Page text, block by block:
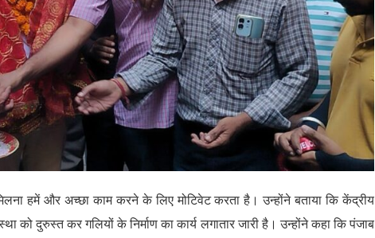
हमें और अच्छा काम करने के लिए मोटिवेट करता है। उन्होंने बताया कि केंद्रीय
को दुरुस्त कर गलियों के निर्माण का कार्य लगातार जारी है। उन्होंने कहा कि पंजाब